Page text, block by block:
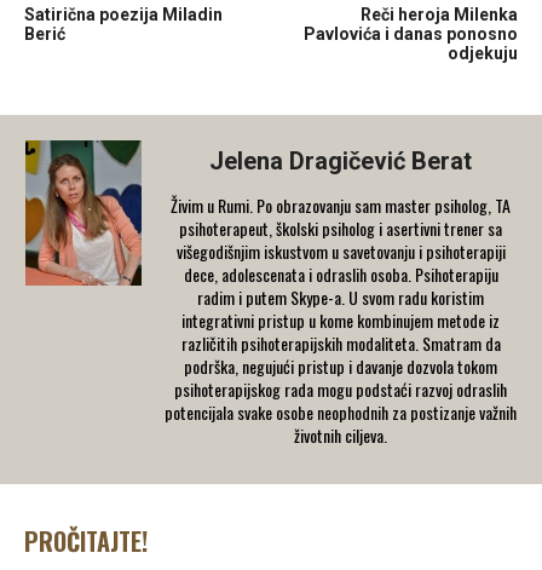
Satirična poezija Miladin
Berić
Reči heroja Milenka
Pavlovića i danas ponosno
odjekuju
Jelena Dragičević Berat
Živim u Rumi. Po obrazovanju sam master psiholog, TA
psihoterapeut, školski psiholog i asertivni trener sa
višegodišnjim iskustvom u savetovanju i psihoterapiji
dece, adolescenata i odraslih osoba. Psihoterapiju
radim i putem Skype-a. U svom radu koristim
integrativni pristup u kome kombinujem metode iz
različitih psihoterapijskih modaliteta. Smatram da
podrška, negujući pristup i davanje dozvola tokom
psihoterapijskog rada mogu podstaći razvoj odraslih
potencijala svake osobe neophodnih za postizanje važnih
životnih ciljeva.
PROČITAJTE!